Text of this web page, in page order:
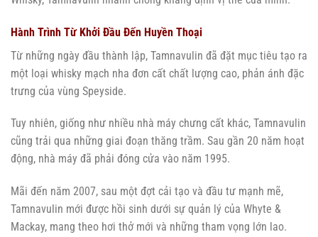
Hành Trình Từ Khởi Đầu Đến Huyền Thoại
Từ những ngày đầu thành lập, Tamnavulin đã đặt mục tiêu tạo ra
một loại whisky mạch nha đơn cất chất lượng cao, phản ánh đặc
trưng của vùng Speyside.
Tuy nhiên, giống như nhiều nhà máy chưng cất khác, Tamnavulin
cũng trải qua những giai đoạn thăng trầm. Sau gần 20 năm hoạt
động, nhà máy đã phải đóng cửa vào năm 1995.
Mãi đến năm 2007, sau một đợt cải tạo và đầu tư mạnh mẽ,
Tamnavulin mới được hồi sinh dưới sự quản lý của Whyte &
Mackay, mang theo hơi thở mới và những tham vọng lớn lao.